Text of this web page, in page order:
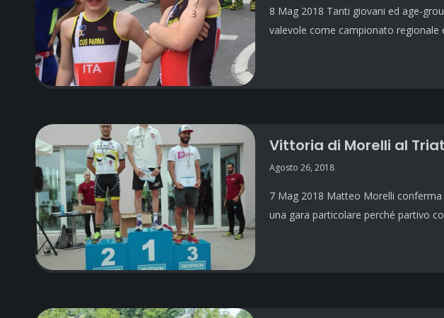
8 Mag 2018 Tanti giovani ed age-
valevole come campionato regionale
Vittoria di Morelli al
Agosto 26, 2018
7 Mag 2018 Matteo Morelli
una gara particolare perché partivo